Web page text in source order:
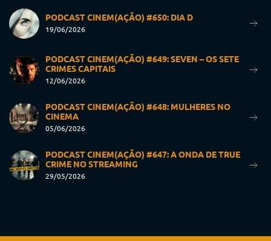
PODCAST CINEM(AÇÃO) #650: DIA D
19/06/2026
PODCAST CINEM(AÇÃO) #649: SEVEN – OS SETE
CRIMES CAPITAIS
12/06/2026
PODCAST CINEM(AÇÃO) #648: MULHERES NO
CINEMA
05/06/2026
PODCAST CINEM(AÇÃO) #647: A ONDA DE TRUE
CRIME NO STREAMING
29/05/2026